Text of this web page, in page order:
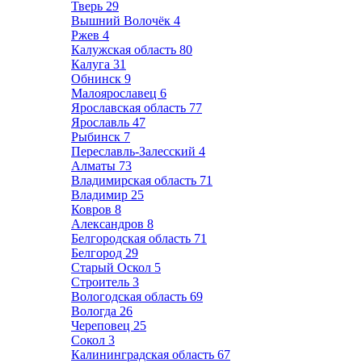
Тверь 29
Вышний Волочёк 4
Ржев 4
Калужская область 80
Калуга 31
Обнинск 9
Малоярославец 6
Ярославская область 77
Ярославль 47
Рыбинск 7
Переславль-Залесский 4
Алматы 73
Владимирская область 71
Владимир 25
Ковров 8
Александров 8
Белгородская область 71
Белгород 29
Старый Оскол 5
Строитель 3
Вологодская область 69
Вологда 26
Череповец 25
Сокол 3
Калининградская область 67